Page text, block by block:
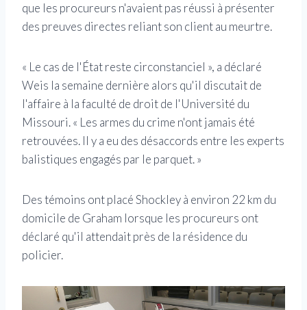
que les procureurs n'avaient pas réussi à présenter
des preuves directes reliant son client au meurtre.
« Le cas de l'État reste circonstanciel », a déclaré
Weis la semaine dernière alors qu'il discutait de
l'affaire à la faculté de droit de l'Université du
Missouri. « Les armes du crime n'ont jamais été
retrouvées. Il y a eu des désaccords entre les experts
balistiques engagés par le parquet. »
Des témoins ont placé Shockley à environ 22 km du
domicile de Graham lorsque les procureurs ont
déclaré qu'il attendait près de la résidence du
policier.